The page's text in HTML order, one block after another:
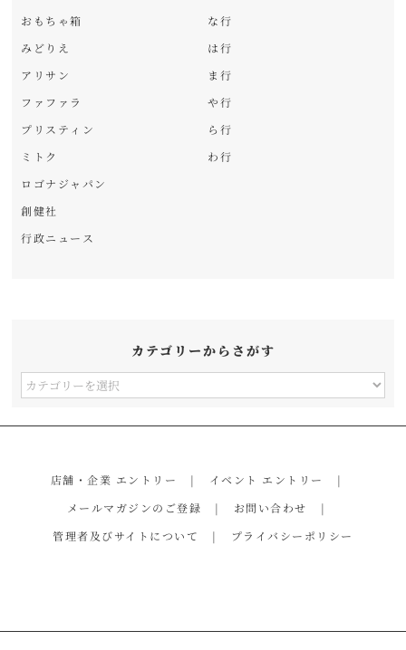
おもちゃ箱
みどりえ
アリサン
ファファラ
プリスティン
ミトク
ロゴナジャパン
創健社
行政ニュース
な行
は行
ま行
や行
ら行
わ行
カテゴリーからさがす
カ
店舗・企業 エントリー
イベント エントリー
メールマガジンのご登録
お問い合わせ
管理者及びサイトについて
プライバシーポリシー